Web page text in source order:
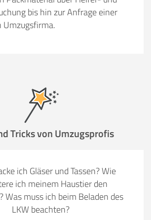
bis hin zur Anfrage einer
Tricks von Umzugsprofis
ich Gläser und Tassen? Wie
ich meinem Haustier den
Was muss ich beim Beladen des
LKW beachten?